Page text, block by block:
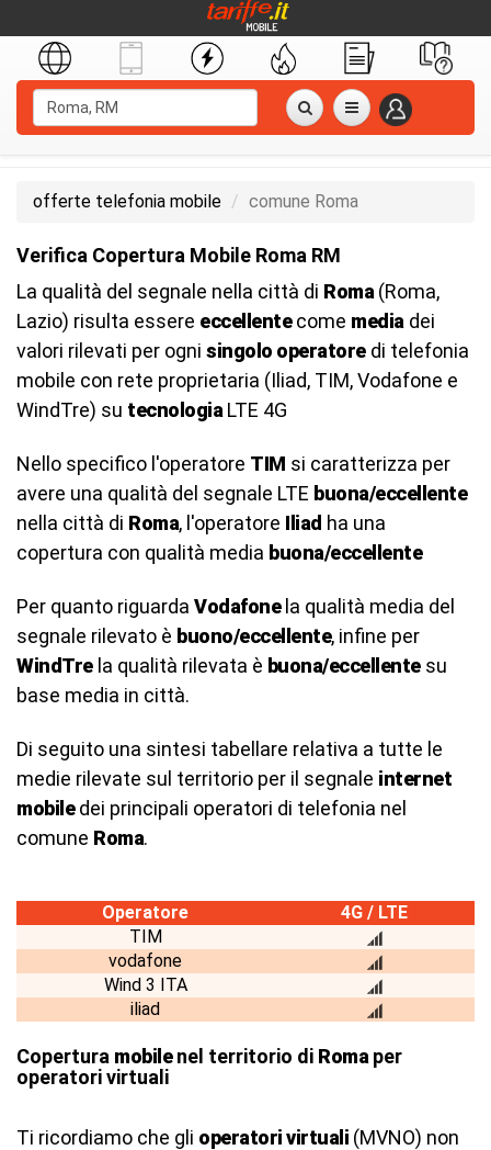
offerte telefonia mobile comune Roma
Verifica Copertura Mobile Roma RM
La qualità del segnale nella città di Roma (Roma,
Lazio) risulta essere eccellentecome media dei
valori rilevati per ogni singolo operatoredi telefonia
mobile con rete proprietaria (Iliad, TIM, Vodafone e
WindTre) su tecnologia LTE 4G
Nello specifico l'operatore TIM si caratterizza per
avere una qualità del segnale LTE buona/eccellente
nella città di Roma, l'operatore Iliad ha una
copertura con qualità media buona/eccellente
Per quanto riguarda Vodafonela qualità media del
segnale rilevato è buono/eccellente, infine per
WindTrela qualità rilevata è buona/eccellentesu
base media in città.
Di seguito una sintesi tabellare relativa a tutte le
medie rilevate sul territorio per il segnale internet
mobiledei principali operatori di telefonia nel
comune Roma.
Operatore
4G / LTE
TIM
vodafone
Wind 3 ITA
iliad
Copertura mobilenel territorio di Roma per
operatori virtuali
Ti ricordiamo che gli operatori virtuali (MVNO) non